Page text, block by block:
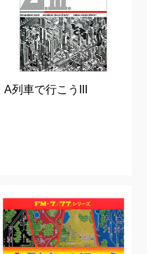
A列車で行こうIII